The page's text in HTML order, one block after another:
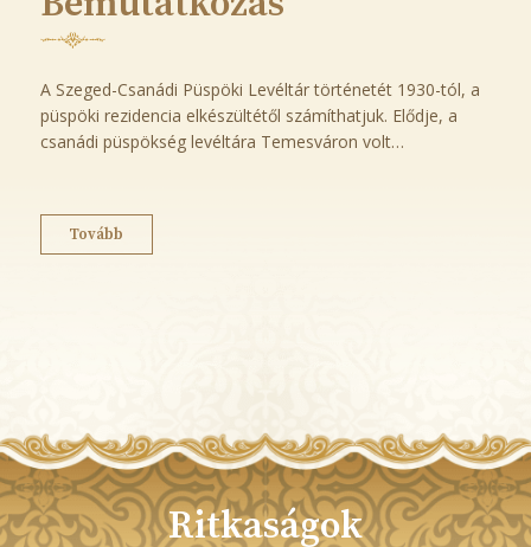
A Szeged-Csanádi Püspöki Levéltár történetét 1930-tól, a
püspöki rezidencia elkészültétől számíthatjuk. Elődje, a
csanádi püspökség levéltára Temesváron volt…
Tovább
Ritkaságok